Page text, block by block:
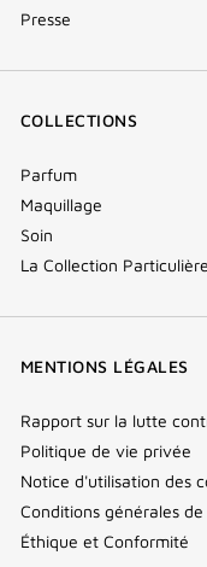
Presse
COLLECTIONS
Parfum
Maquillage
Soin
La Collection Particulière
MENTIONS LÉGALES
Rapport sur la lutte
Politique de vie privée
Notice d'utilisation des
Conditions générales
Éthique et Conformité